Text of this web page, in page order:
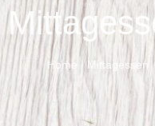
Home Mittagessen